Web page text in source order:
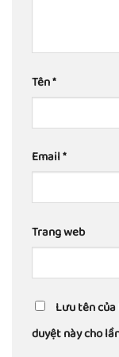
Tên*
Email*
Trang web
Lưu tên
duyệt này cho